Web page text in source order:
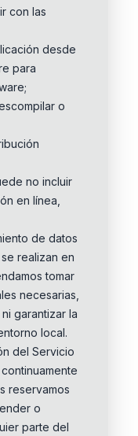
con las
desde
para
o
no incluir
en línea,
de datos
realizan en
tomar
necesarias,
garantizar la
local.
del Servicio
reservamos
o
parte del